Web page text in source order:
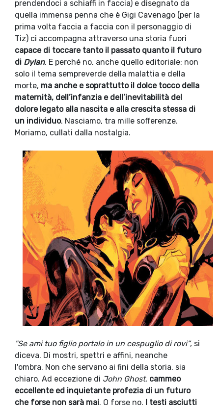
prendendoci a schiaffi in faccia) e disegnato da
quella immensa penna che è Gigi Cavenago (per la
prima volta faccia a faccia con il personaggio di
Tiz) ci accompagna attraverso una storia fuori
capace di toccare tanto il passato quanto il futuro
di Dylan. E perché no, anche quello editoriale: non
solo il tema sempreverde della malattia e della
morte, ma anche e soprattutto il dolce tocco della
maternità, dell’infanzia e dell’inevitabilità del
dolore legato alla nascita e alla crescita stessa di
un individuo. Nasciamo, tra mille sofferenze.
Moriamo, cullati dalla nostalgia.
"Se ami tuo figlio portalo in un cespuglio di rovi”, si
diceva. Di mostri, spettri e affini, neanche
l'ombra. Non che servano ai fini della storia, sia
chiaro. Ad eccezione di John Ghost, cammeo
eccellente ed inquietante profezia di un futuro
che forse non sarà mai. O forse no. I testi asciutti